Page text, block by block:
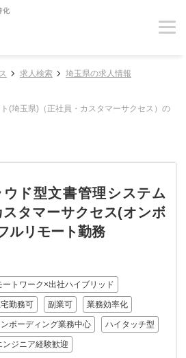
化
求人検索
埼玉県の求人情報
(埼玉県)（正社員・カスタマーサクセス）の
ド型文書管理システム
スタマーサクセス(オンボ
ルリモート勤務
ートワーク×出社ハイブリッド
勤務可 副業可 業務効率化
ボーディング業務中心 ハイタッチ型
ンジニア経験歓迎